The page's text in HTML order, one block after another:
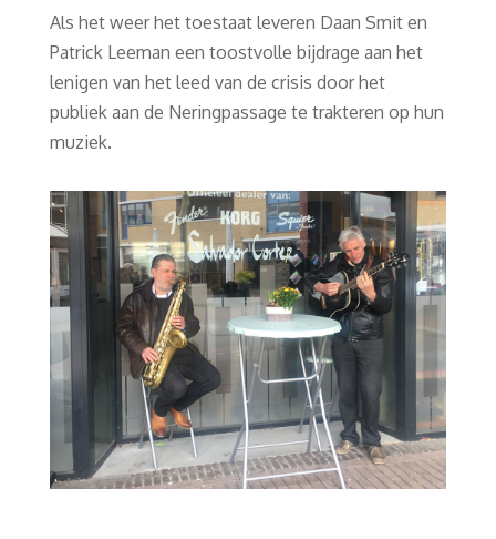
Als het weer het toestaat leveren Daan Smit en
Patrick Leeman een toostvolle bijdrage aan het
lenigen van het leed van de crisis door het
publiek aan de Neringpassage te trakteren op hun
muziek.